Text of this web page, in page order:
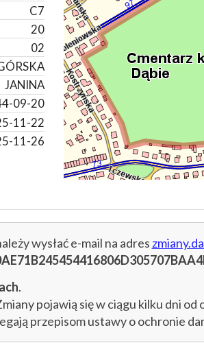
C7
20
02
JANINA
09-20
11-22
11-26
wysłać e-mail na adres
.
pojawią się w ciągu kilku dni
przepisom ustawy o ochronie